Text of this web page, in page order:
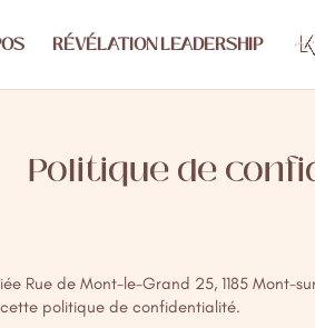
RÉVÉLATION LEADERSHIP
Politique de
Rue de Mont-le-Grand 25, 1185
politique de confidentialité.